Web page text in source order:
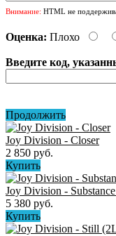
Внимание: HTML не
Оценка: Плохо
Введите код,
Продолжить
Joy Division - Closer
2 850 руб.
Купить
Joy Division -
5 380 руб.
Купить